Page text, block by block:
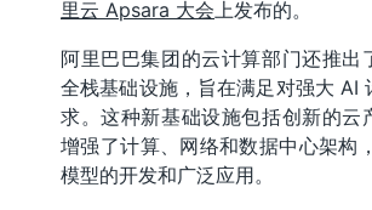
里云 Apsara 大会上发布的。
阿里巴巴集团的云计算部门还推出
全栈基础设施，旨在满足对强大 AI
求。这种新基础设施包括创新的云
增强了计算、网络和数据中心架构
模型的开发和广泛应用。